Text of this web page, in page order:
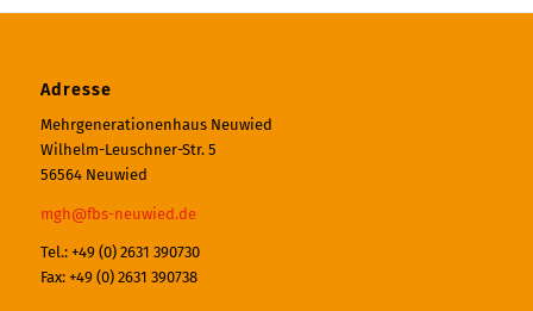
Adresse
Mehrgenerationenhaus Neuwied
Wilhelm-Leuschner-Str. 5
56564 Neuwied
mgh@fbs-neuwied.de
Tel.: +49 (0) 2631 390730
Fax: +49 (0) 2631 390738